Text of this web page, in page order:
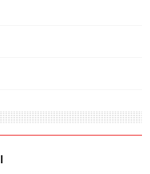
Nedir
belirlemek için üç ya